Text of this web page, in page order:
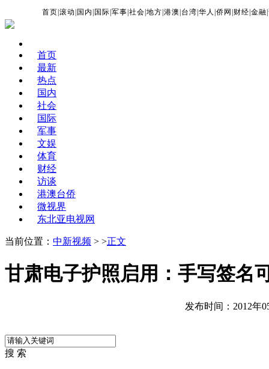
首页 |滚动 国内 国际 |军事 |社会 |地方 |港澳 台湾 |华人 |侨网 财经 |金融 |
首页
最新
热点
国内
社会
国际
军事
文娱
体育
财经
访谈
港澳台侨
微视界
东北亚电视网
当前位置： 中新视频 > >正文
甘肃电子护照启用：手写签名
发布时间：2012年
搜 索